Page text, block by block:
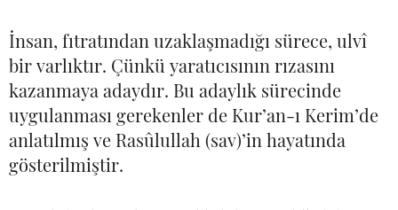
İnsan, fıtratından uzaklaşmadığı sürece, ulvî
bir varlıktır. Çünkü yaratıcısının rızasını
kazanmaya adaydır. Bu adaylık sürecinde
uygulanması gerekenler de Kur’an-ı Kerim’de
anlatılmış ve Rasûlullah (sav)’in hayatında
gösterilmiştir.